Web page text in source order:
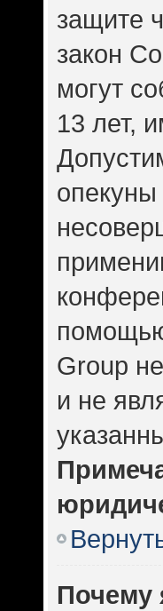
защите
закон
могут
13 лет,
Group
и не
Почему